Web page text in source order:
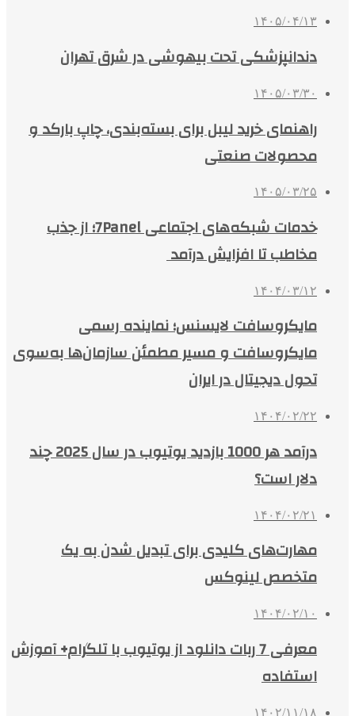
۱۴۰۵/۰۴/۱۳
دندانپزشکی تحت بیهوشی در شرق تهران
۱۴۰۵/۰۳/۳۰
راهنمای خرید لیبل برای بسته‌بندی، چاپ بارکد و
محصولات صنعتی
۱۴۰۵/۰۳/۲۵
خدمات شبکه‌های اجتماعی 7Panel؛ از جذب
مخاطب تا افزایش درآمد
۱۴۰۴/۰۳/۱۲
مایکروسافت لایسنس؛ نماینده رسمی
مایکروسافت و مسیر مطمئن سازمان‌ها به‌سوی
تحول دیجیتال در ایران
۱۴۰۴/۰۲/۲۲
درآمد هر 1000 بازدید یوتیوب در سال 2025 چند
دلار است؟
۱۴۰۴/۰۲/۲۱
مهارت‌های کلیدی برای تبدیل شدن به یک
متخصص لینوکس
۱۴۰۴/۰۲/۱۰
معرفی 7 ربات دانلود از یوتیوب با تلگرام+ آموزش
استفاده
۱۴۰۲/۱۱/۱۸